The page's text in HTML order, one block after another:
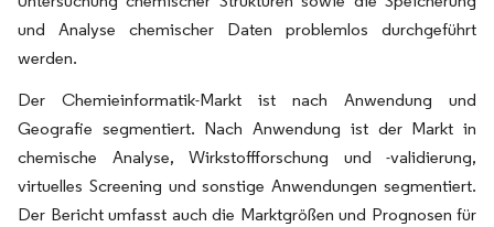
und Analyse chemischer Daten problemlos durchgeführt
werden.
Der Chemieinformatik-Markt ist nach Anwendung und
Geografie segmentiert. Nach Anwendung ist der Markt in
chemische Analyse, Wirkstoffforschung und -validierung,
virtuelles Screening und sonstige Anwendungen segmentiert.
Der Bericht umfasst auch die Marktgrößen und Prognosen für